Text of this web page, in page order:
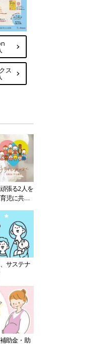
ス
張る2人を
児に共感
サステナ
助金・助